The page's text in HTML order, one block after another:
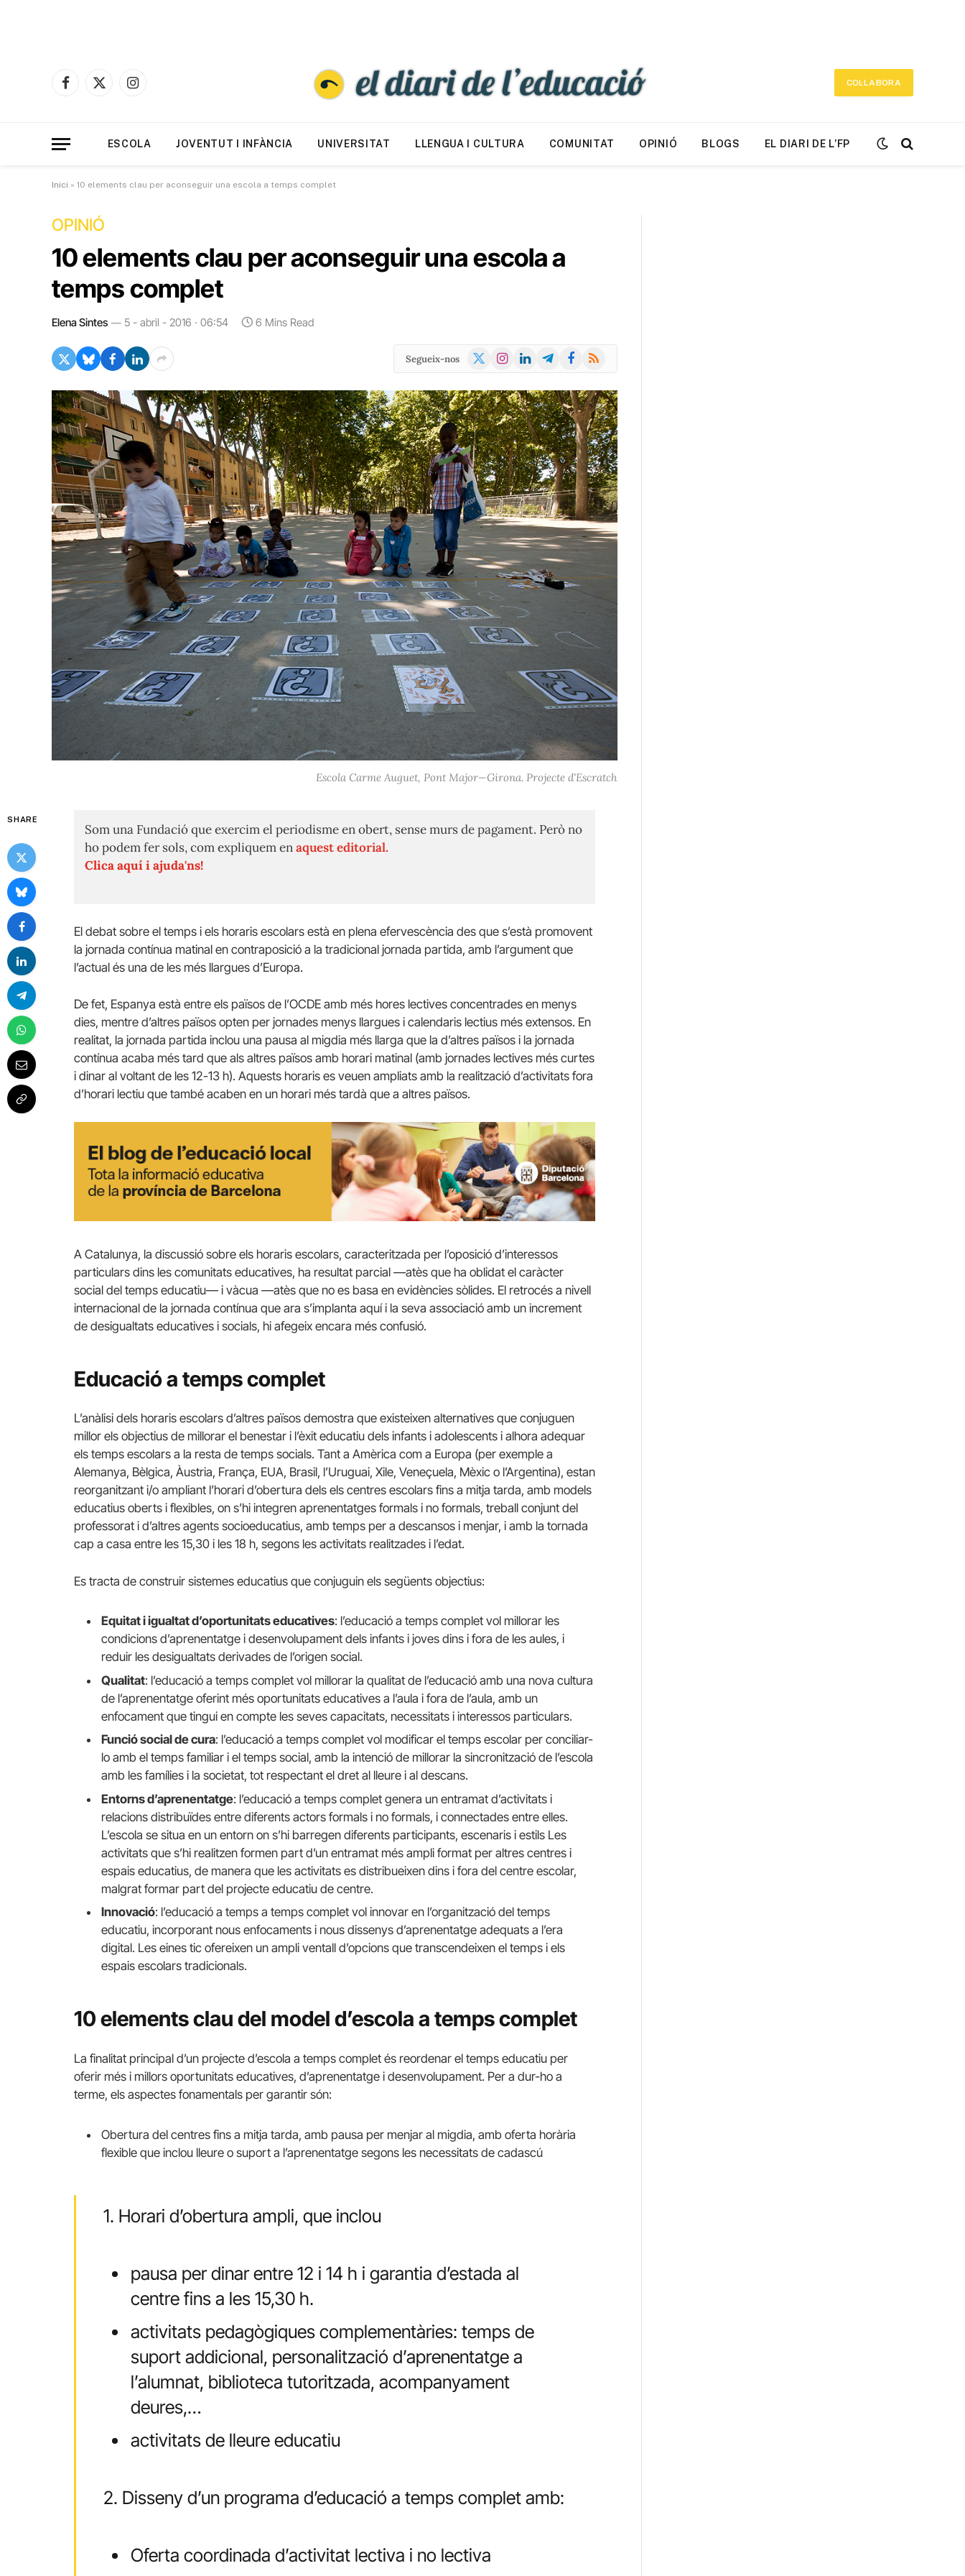
Facebook
X
Instagram
COL·LABORA
ESCOLA JOVENTUT I INFÀNCIA UNIVERSITAT LLENGUA I CULTURA COMUNITAT OPINIÓ BLOGS EL DIARI DE L’FP
Inici » 10 elements clau per aconseguir una escola a temps complet
OPINIÓ
10 elements clau per aconseguir una escola a
temps complet
Elena Sintes 5 - abril - 2016 · 06:54 6 Mins Read
Segueix-nos
X
Instagram
LinkedInTelegramFacebook
RSS
Escola Carme Auguet, Pont Major—Girona. Projecte d'Escratch
SHARE
Som una Fundació que exercim el periodisme en obert, sense murs de pagament. Però no
ho podem fer sols, com expliquem enaquest editorial.
Clica aquí i ajuda'ns!
El debat sobre el temps i els horaris escolars està en plena efervescència des que s’està promovent
la jornada contínua matinal en contraposició a la tradicional jornada partida, amb l’argument que
l’actual és una de les més llargues d’Europa.
De fet, Espanya està entre els països de l’OCDE amb més hores lectives concentrades en menys
dies, mentre d’altres països opten per jornades menys llargues i calendaris lectius més extensos. En
realitat, la jornada partida inclou una pausa al migdia més llarga que la d’altres països i la jornada
contínua acaba més tard que als altres països amb horari matinal (amb jornades lectives més curtes
i dinar al voltant de les 12-13 h). Aquests horaris es veuen ampliats amb la realització d’activitats fora
d’horari lectiu que també acaben en un horari més tardà que a altres països.
A Catalunya, la discussió sobre els horaris escolars, caracteritzada per l’oposició d’interessos
particulars dins les comunitats educatives, ha resultat parcial —atès que ha oblidat el caràcter
social del temps educatiu— i vàcua —atès que no es basa en evidències sòlides. El retrocés a nivell
internacional de la jornada contínua que ara s’implanta aquí i la seva associació amb un increment
de desigualtats educatives i socials, hi afegeix encara més confusió.
Educació a temps complet
L’anàlisi dels horaris escolars d’altres països demostra que existeixen alternatives que conjuguen
millor els objectius de millorar el benestar i l’èxit educatiu dels infants i adolescents i alhora adequar
els temps escolars a la resta de temps socials. Tant a Amèrica com a Europa (per exemple a
Alemanya, Bèlgica, Àustria, França, EUA, Brasil, l’Uruguai, Xile, Veneçuela, Mèxic o l’Argentina), estan
reorganitzant i/o ampliant l’horari d’obertura dels els centres escolars fins a mitja tarda, amb models
educatius oberts i flexibles, on s’hi integren aprenentatges formals i no formals, treball conjunt del
professorat i d’altres agents socioeducatius, amb temps per a descansos i menjar, i amb la tornada
cap a casa entre les 15,30 i les 18 h, segons les activitats realitzades i l’edat.
Es tracta de construir sistemes educatius que conjuguin els següents objectius:
Equitat i igualtat d’oportunitats educatives: l’educació a temps complet vol millorar les
condicions d’aprenentatge i desenvolupament dels infants i joves dins i fora de les aules, i
reduir les desigualtats derivades de l’origen social.
Qualitat: l’educació a temps complet vol millorar la qualitat de l’educació amb una nova cultura
de l’aprenentatge oferint més oportunitats educatives a l’aula i fora de l’aula, amb un
enfocament que tingui en compte les seves capacitats, necessitats i interessos particulars.
Funció social de cura: l’educació a temps complet vol modificar el temps escolar per conciliar-
lo amb el temps familiar i el temps social, amb la intenció de millorar la sincronització de l’escola
amb les famílies i la societat, tot respectant el dret al lleure i al descans.
Entorns d’aprenentatge: l’educació a temps complet genera un entramat d’activitats i
relacions distribuïdes entre diferents actors formals i no formals, i connectades entre elles.
L’escola se situa en un entorn on s’hi barregen diferents participants, escenaris i estils Les
activitats que s’hi realitzen formen part d’un entramat més ampli format per altres centres i
espais educatius, de manera que les activitats es distribueixen dins i fora del centre escolar,
malgrat formar part del projecte educatiu de centre.
Innovació: l’educació a temps a temps complet vol innovar en l’organització del temps
educatiu, incorporant nous enfocaments i nous dissenys d’aprenentatge adequats a l’era
digital. Les eines tic ofereixen un ampli ventall d’opcions que transcendeixen el temps i els
espais escolars tradicionals.
10 elements clau del model d’escola a temps complet
La finalitat principal d’un projecte d’escola a temps complet és reordenar el temps educatiu per
oferir més i millors oportunitats educatives, d’aprenentatge i desenvolupament. Per a dur-ho a
terme, els aspectes fonamentals per garantir són:
Obertura del centres fins a mitja tarda, amb pausa per menjar al migdia, amb oferta horària
flexible que inclou lleure o suport a l’aprenentatge segons les necessitats de cadascú
1. Horari d’obertura ampli, que inclou
pausa per dinar entre 12 i 14 h i garantia d’estada al
centre fins a les 15,30 h.
activitats pedagògiques complementàries: temps de
suport addicional, personalització d’aprenentatge a
l’alumnat, biblioteca tutoritzada, acompanyament
deures,…
activitats de lleure educatiu
2. Disseny d’un programa d’educació a temps complet amb:
Oferta coordinada d’activitat lectiva i no lectiva